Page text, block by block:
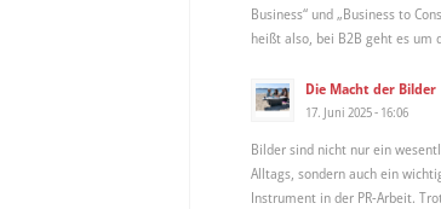
Business“ und „Business to
heißt also, bei B2B geht es um
Die Macht der Bilder
17. Juni 2025 - 16:06
Bilder sind nicht nur ein
Alltags, sondern auch ein
Instrument in der PR-Arbeit.